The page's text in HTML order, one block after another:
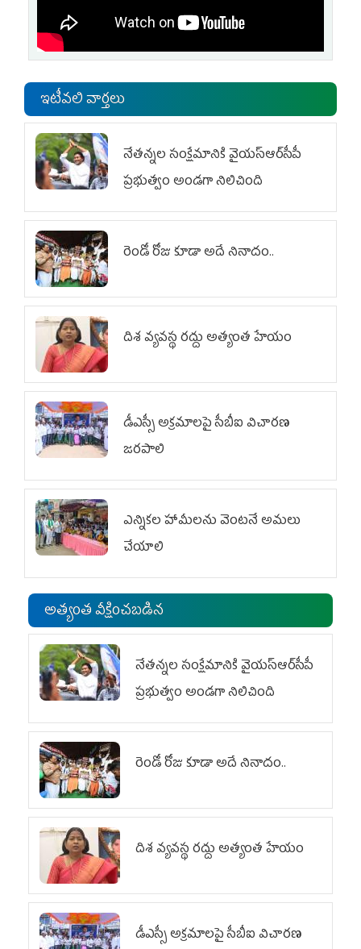
ఇటీవలి వార్తలు
నేతన్నల సంక్షేమానికి వైయ‌స్ఆర్‌సీపీ
ప్రభుత్వం అండగా నిలిచింది
రెండో రోజు కూడా అదే నినాదం..
దిశ వ్యవస్థ రద్దు అత్యంత హేయం
డీఎస్సీ అక్రమాలపై సీబీఐ విచారణ
జరపాలి
ఎన్నికల హామీలను వెంటనే అమలు
చేయాలి
అత్యంత వీక్షించబడిన
నేతన్నల సంక్షేమానికి వైయ‌స్ఆర్‌సీపీ
ప్రభుత్వం అండగా నిలిచింది
రెండో రోజు కూడా అదే నినాదం..
దిశ వ్యవస్థ రద్దు అత్యంత హేయం
డీఎస్సీ అక్రమాలపై సీబీఐ విచారణ